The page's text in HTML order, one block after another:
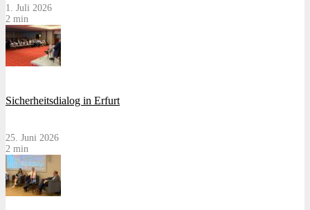
1. Juli 2026
2 min
Sicherheitsdialog in Erfurt
25. Juni 2026
2 min